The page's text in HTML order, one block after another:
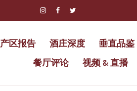
产区报告 酒庄深度 垂直品鉴
餐厅评论
视频 & 直播